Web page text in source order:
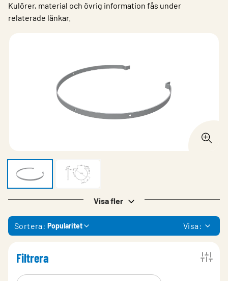
Logga in
Kulörer, material och övrig information fås under
relaterade länkar.
Visa fler
Sortera: Popularitet Visa:
Filtrera